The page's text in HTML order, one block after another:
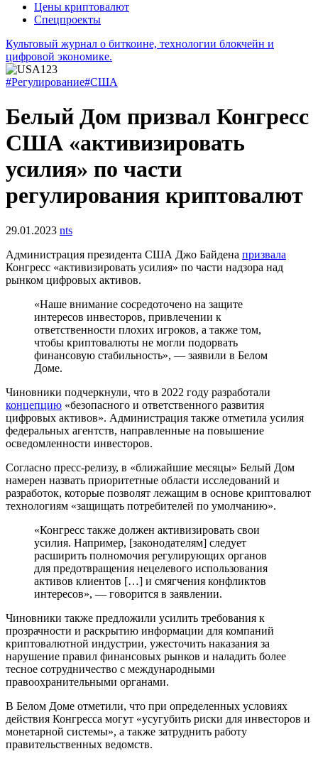
Цены криптовалют
Спецпроекты
Культовый журнал о биткоине, технологии блокчейн и
цифровой экономике.
#Регулирование#США
Белый Дом призвал Конгресс
США «активизировать
усилия» по части
регулирования криптовалют
29.01.2023 nts
Администрация президента США Джо Байдена призвала
Конгресс «активизировать усилия» по части надзора над
рынком цифровых активов.
«Наше внимание сосредоточено на защите
интересов инвесторов, привлечении к
ответственности плохих игроков, а также том,
чтобы криптовалюты не могли подорвать
финансовую стабильность», — заявили в Белом
Доме.
Чиновники подчеркнули, что в 2022 году разработали
концепцию «безопасного и ответственного развития
цифровых активов». Администрация также отметила усилия
федеральных агентств, направленные на повышение
осведомленности инвесторов.
Согласно пресс-релизу, в «ближайшие месяцы» Белый Дом
намерен назвать приоритетные области исследований и
разработок, которые позволят лежащим в основе криптовалют
технологиям «защищать потребителей по умолчанию».
«Конгресс также должен активизировать свои
усилия. Например, [законодателям] следует
расширить полномочия регулирующих органов
для предотвращения нецелевого использования
активов клиентов […] и смягчения конфликтов
интересов», — говорится в заявлении.
Чиновники также предложили усилить требования к
прозрачности и раскрытию информации для компаний
криптовалютной индустрии, ужесточить наказания за
нарушение правил финансовых рынков и наладить более
тесное сотрудничество с международными
правоохранительными органами.
В Белом Доме отметили, что при определенных условиях
действия Конгресса могут «усугубить риски для инвесторов и
монетарной системы», а также затруднить работу
правительственных ведомств.